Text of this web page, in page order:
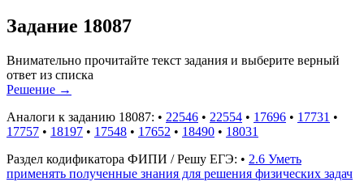
Задание 18087
Внимательно прочитайте текст задания и выберите верный
ответ из списка
Решение →
Аналоги к заданию 18087: • 22546 • 22554 • 17696 • 17731 •
17757 • 18197 • 17548 • 17652 • 18490 • 18031
Раздел кодификатора ФИПИ / Решу ЕГЭ: • 2.6 Уметь
применять полученные знания для решения физических задач